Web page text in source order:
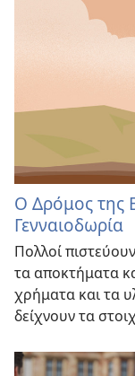
Ο Δρόμος της
Γενναιοδωρία
Πολλοί
τα αποκτήματα
χρήματα και τα
δείχνουν τα